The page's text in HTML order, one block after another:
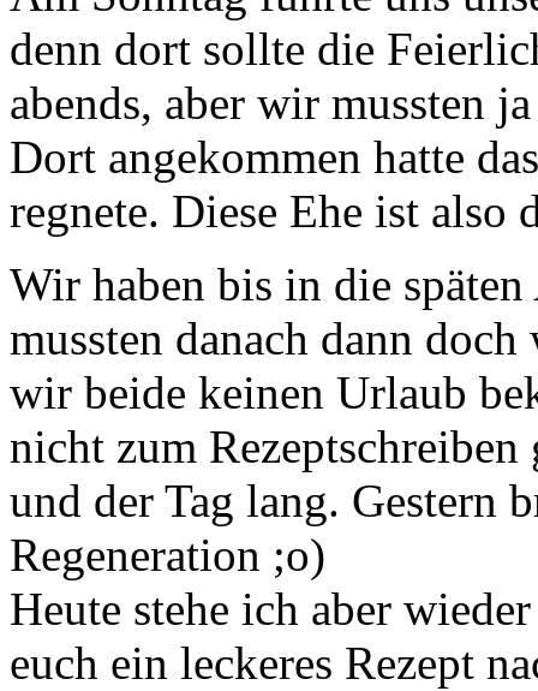
denn dort sollte die
abends, aber wir mussten
Dort angekommen hatte
regnete. Diese Ehe ist also
Wir haben bis in die
mussten danach dann
wir beide keinen Urlaub
nicht zum
und der Tag lang. Gestern
Regeneration ;o)
Heute stehe ich aber
euch ein leckeres Rezept